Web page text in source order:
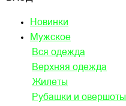
Новинки
Мужское
Вся одежда
Верхняя одежда
Жилеты
Рубашки и овершоты